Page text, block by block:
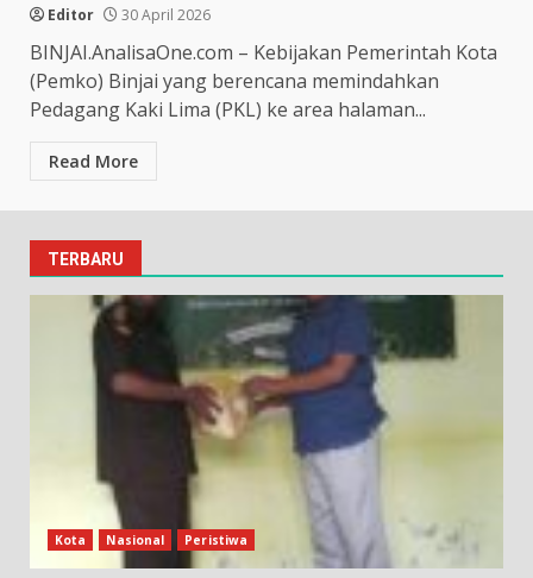
Editor 30 April 2026
BINJAI.AnalisaOne.com – Kebijakan Pemerintah Kota
(Pemko) Binjai yang berencana memindahkan
Pedagang Kaki Lima (PKL) ke area halaman...
Read More
TERBARU
Kota Nasional Peristiwa